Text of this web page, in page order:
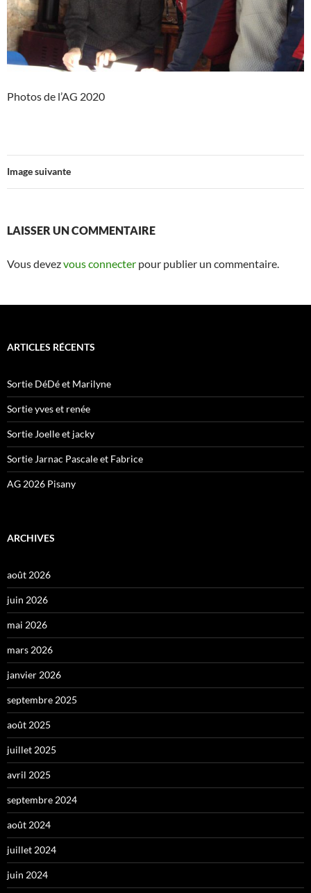
Photos de l’AG 2020
Image suivante
LAISSER UN COMMENTAIRE
Vous devezvous connecter pour publier un commentaire.
ARTICLES RÉCENTS
Sortie DéDé et Marilyne
Sortie yves et renée
Sortie Joelle et jacky
Sortie Jarnac Pascale et Fabrice
AG 2026 Pisany
ARCHIVES
août 2026
juin 2026
mai 2026
mars 2026
janvier 2026
septembre 2025
août 2025
juillet 2025
avril 2025
septembre 2024
août 2024
juillet 2024
juin 2024